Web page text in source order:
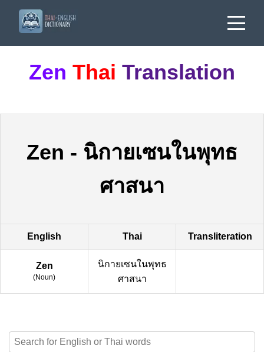
Zen Thai Translation
Zen - นิกายเซนในพุทธ
ศาสนา
English Thai Transliteration
Zen
(Noun)
นิกายเซนในพุทธ
ศาสนา